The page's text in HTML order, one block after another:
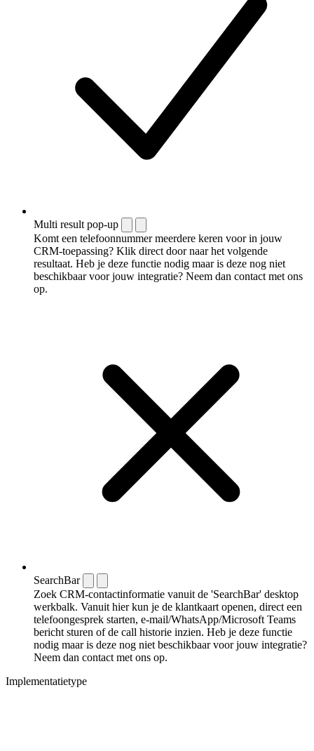
Multi result pop-up
Komt een telefoonnummer meerdere keren voor in jouw
CRM-toepassing? Klik direct door naar het volgende
resultaat. Heb je deze functie nodig maar is deze nog niet
beschikbaar voor jouw integratie? Neem dan contact met ons
op.
SearchBar
Zoek CRM-contactinformatie vanuit de 'SearchBar' desktop
werkbalk. Vanuit hier kun je de klantkaart openen, direct een
telefoongesprek starten, e-mail/WhatsApp/Microsoft Teams
bericht sturen of de call historie inzien. Heb je deze functie
nodig maar is deze nog niet beschikbaar voor jouw integratie?
Neem dan contact met ons op.
Implementatietype